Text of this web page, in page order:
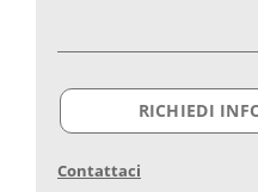
RICHIEDI
Contattaci